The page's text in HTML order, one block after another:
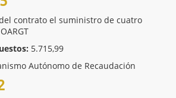
contrato el suministro de cuatro
5.715,99
Autónomo de Recaudación